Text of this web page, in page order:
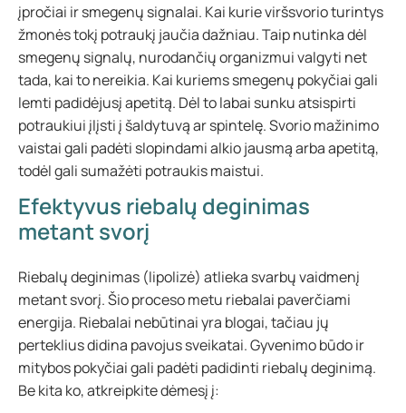
įpročiai ir smegenų signalai. Kai kurie viršsvorio turintys
žmonės tokį potraukį jaučia dažniau. Taip nutinka dėl
smegenų signalų, nurodančių organizmui valgyti net
tada, kai to nereikia. Kai kuriems smegenų pokyčiai gali
lemti padidėjusį apetitą. Dėl to labai sunku atsispirti
potraukiui įlįsti į šaldytuvą ar spintelę. Svorio mažinimo
vaistai gali padėti slopindami alkio jausmą arba apetitą,
todėl gali sumažėti potraukis maistui.
Efektyvus riebalų deginimas
metant svorį
Riebalų deginimas (lipolizė) atlieka svarbų vaidmenį
metant svorį. Šio proceso metu riebalai paverčiami
energija. Riebalai nebūtinai yra blogai, tačiau jų
perteklius didina pavojus sveikatai. Gyvenimo būdo ir
mitybos pokyčiai gali padėti padidinti riebalų deginimą.
Be kita ko, atkreipkite dėmesį į: